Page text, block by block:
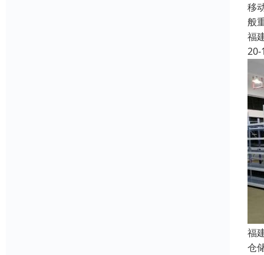
移
般
福
20-
福
仓